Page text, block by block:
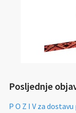
Posljednje
P O Z I V za